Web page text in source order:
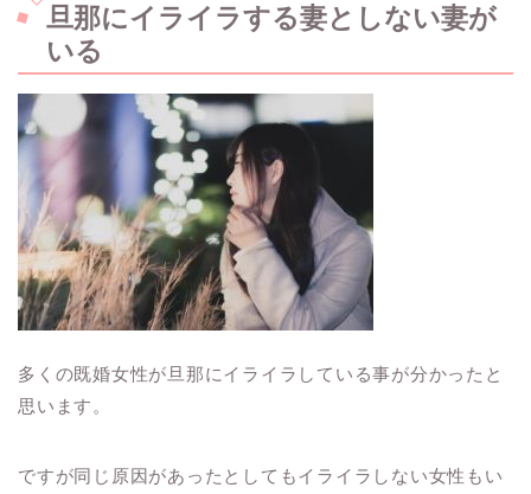
旦那にイライラする妻としない妻が
いる
多くの既婚女性が旦那にイライラしている事が分かったと
思います。
ですが同じ原因があったとしてもイライラしない女性もい